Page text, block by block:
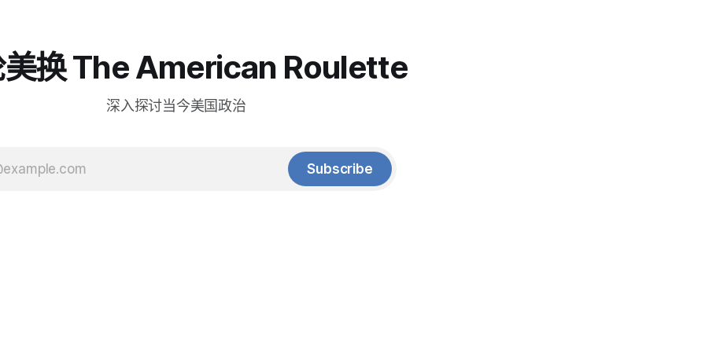
换 The American Roulette
深入探讨当今美国政治
Subscribe